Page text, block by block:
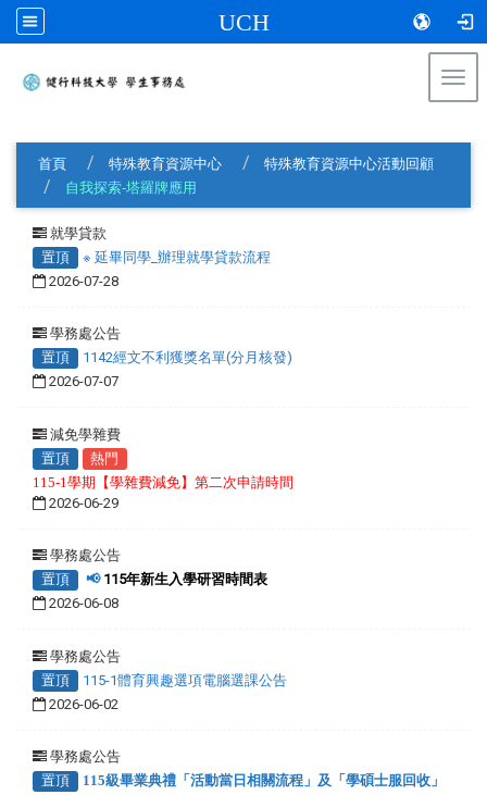
UCH
首頁
特殊教育資源中心
特殊教育資源中心活動回顧
自我探索-塔羅牌應用
就學貸款
置頂
※ 延畢同學_辦理就學貸款流程
2026-07-28
學務處公告
置頂
1142經文不利獲獎名單(分月核發)
2026-07-07
減免學雜費
置頂
熱門
115-1學期【學雜費減免】第二次申請時間
2026-06-29
學務處公告
置頂
📢115年新生入學研習時間表
2026-06-08
學務處公告
置頂
115-1體育興趣選項電腦選課公告
2026-06-02
學務處公告
置頂
115級畢業典禮「活動當日相關流程」及「學碩士服回收」